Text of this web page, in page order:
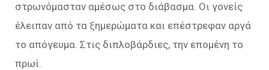
στρωνόμασταν αμέσως στο διάβασμα. Οι γονείς
έλειπαν από τα ξημερώματα και επέστρεφαν αργά
το απόγευμα. Στις διπλοβάρδιες, την επομένη το
πρωί.